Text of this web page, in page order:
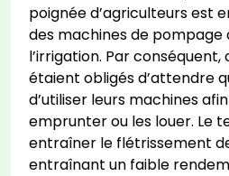
poignée d’agriculteurs est
des machines de pompage
l’irrigation. Par
étaient obligés d’attendre
d’utiliser leurs machines
emprunter ou les louer. Le
entraîner le flétrissement
entraînant un faible